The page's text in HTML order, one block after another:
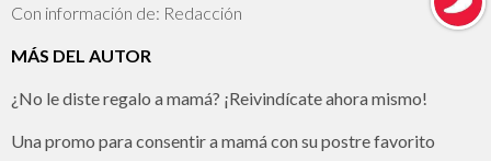
Con información de: Redacción
MÁS DEL AUTOR
¿No le diste regalo a mamá? ¡Reivindícate ahora mismo!
Una promo para consentir a mamá con su postre favorito